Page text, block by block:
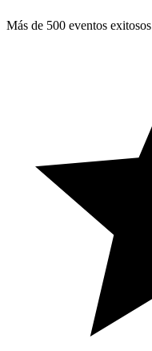
Más de 500 eventos exitosos